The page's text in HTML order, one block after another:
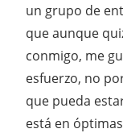
un grupo de
que aunque
conmigo, me
esfuerzo, no
que pueda
está en